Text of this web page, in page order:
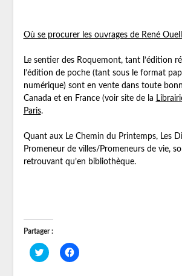
29,
2018
Où se procurer les ouvrages de René
Le sentier des Roquemont, tant l’édition
l’édition de poche (tant sous le format
numérique) sont en vente dans toute
Canada et en France (voir site de la
Paris.
Quant aux Le Chemin du Printemps, Les
Promeneur de villes/Promeneurs de vie,
retrouvant qu’en bibliothèque.
Partager :
Cliquez
pour
Cliquez
pour